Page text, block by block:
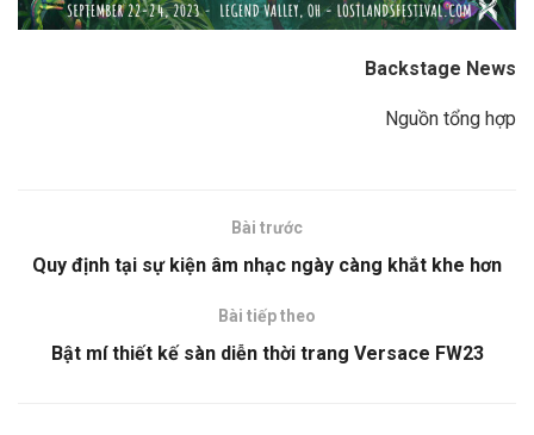
Backstage News
Nguồn tổng hợp
Bài trước
Quy định tại sự kiện âm nhạc ngày càng khắt khe hơn
Bài tiếp theo
Bật mí thiết kế sàn diễn thời trang Versace FW23